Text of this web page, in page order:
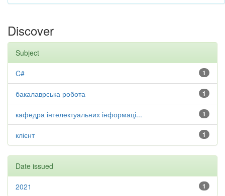
Discover
Subject
1
C#
1
бакалаврська робота
1
кафедра інтелектуальних інформаці...
1
клієнт
Date issued
1
2021